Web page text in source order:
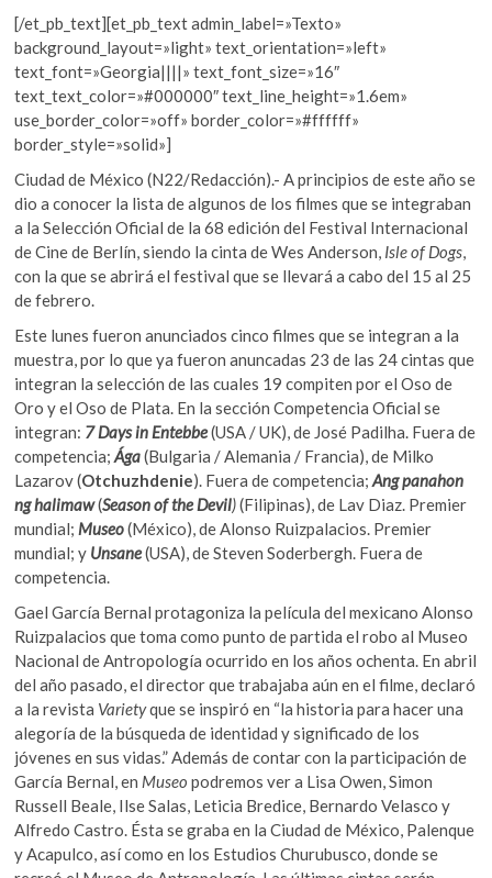
[/et_pb_text][et_pb_text admin_label=»Texto»
background_layout=»light» text_orientation=»left»
text_font=»Georgia||||» text_font_size=»16″
text_text_color=»#000000″ text_line_height=»1.6em»
use_border_color=»off» border_color=»#ffffff»
border_style=»solid»]
Ciudad de México (N22/Redacción).- A principios de este año se
dio a conocer la lista de algunos de los filmes que se integraban
a la Selección Oficial de la 68 edición del Festival Internacional
de Cine de Berlín, siendo la cinta de Wes Anderson, Isle of Dogs,
con la que se abrirá el festival que se llevará a cabo del 15 al 25
de febrero.
Este lunes fueron anunciados cinco filmes que se integran a la
muestra, por lo que ya fueron anuncadas 23 de las 24 cintas que
integran la selección de las cuales 19 compiten por el Oso de
Oro y el Oso de Plata. En la sección Competencia Oficial se
integran: 7 Days in Entebbe(USA / UK), de José Padilha. Fuera de
competencia;Ága(Bulgaria / Alemania / Francia), de Milko
Lazarov (Otchuzhdenie). Fuera de competencia;Ang panahon
ng halimaw(Season of the Devil)(Filipinas), de Lav Diaz. Premier
mundial;Museo(México), de Alonso Ruizpalacios. Premier
mundial; y Unsane(USA), de Steven Soderbergh. Fuera de
competencia.
Gael García Bernal protagoniza la película del mexicano Alonso
Ruizpalacios que toma como punto de partida el robo al Museo
Nacional de Antropología ocurrido en los años ochenta. En abril
del año pasado, el director que trabajaba aún en el filme, declaró
a la revista Varietyque se inspiró en “la historia para hacer una
alegoría de la búsqueda de identidad y significado de los
jóvenes en sus vidas.” Además de contar con la participación de
García Bernal, en Museo podremos ver a Lisa Owen, Simon
Russell Beale, Ilse Salas, Leticia Bredice, Bernardo Velasco y
Alfredo Castro. Ésta se graba en la Ciudad de México, Palenque
y Acapulco, así como en los Estudios Churubusco, donde se